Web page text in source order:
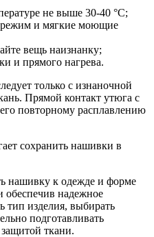
не выше 30-40 °C;
режим и мягкие моющие
вещь наизнанку;
и прямого нагрева.
только с изнаночной
Прямой контакт утюга с
повторному расплавлению
сохранить нашивки в
нашивку к одежде и форме
обеспечив надежное
тип изделия, выбирать
подготавливать
ткани.